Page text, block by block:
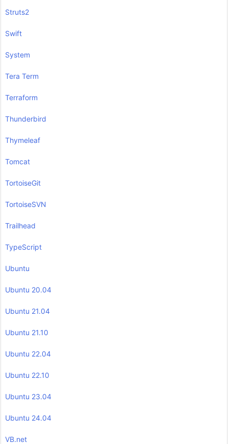
Struts2
Swift
System
Tera Term
Terraform
Thunderbird
Thymeleaf
Tomcat
TortoiseGit
TortoiseSVN
Trailhead
TypeScript
Ubuntu
Ubuntu 20.04
Ubuntu 21.04
Ubuntu 21.10
Ubuntu 22.04
Ubuntu 22.10
Ubuntu 23.04
Ubuntu 24.04
VB.net